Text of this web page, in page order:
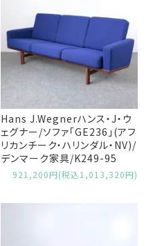
Hans J.Wegnerハンス・J・ウ
ェグナー/ソファ「GE236」(アフ
リカンチーク・ハリンダル・NV)/
デンマーク家具/K249-95
921,200円(税込1,013,320円)